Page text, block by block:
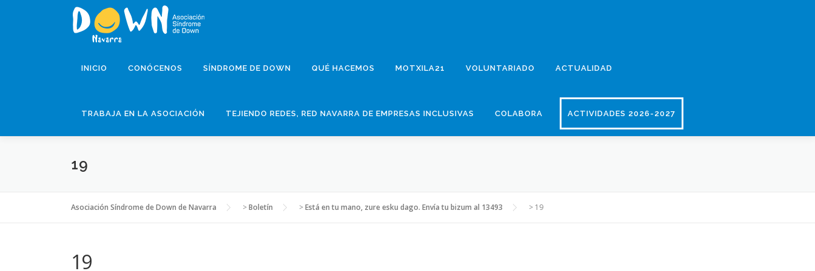
INICIO CONÓCENOS SÍNDROME DE DOWN QUÉ HACEMOS MOTXILA21 VOLUNTARIADO ACTUALIDAD
TRABAJA EN LA ASOCIACIÓN TEJIENDO REDES, RED NAVARRA DE EMPRESAS INCLUSIVAS COLABORA ACTIVIDADES 2026-2027
19
Asociación Síndrome de Down de Navarra >Boletín >Está en tu mano, zure esku dago. Envía tu bizum al 13493 > 19
19